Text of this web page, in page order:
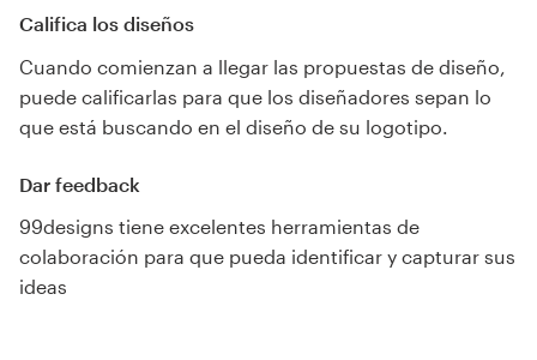
Califica los diseños
Cuando comienzan a llegar las propuestas de diseño,
puede calificarlas para que los diseñadores sepan lo
que está buscando en el diseño de su logotipo.
Dar feedback
99designs tiene excelentes herramientas de
colaboración para que pueda identificar y capturar sus
ideas